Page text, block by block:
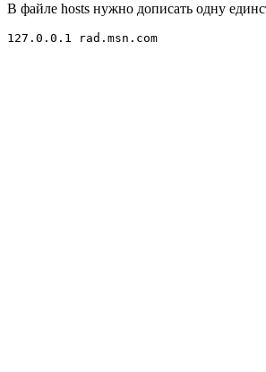
В файле hosts нужно дописать одну